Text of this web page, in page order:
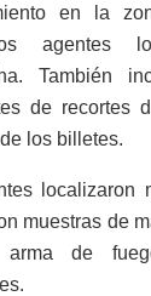
en la
agentes
También
de recortes
los billetes.
localizaron
muestras de
de